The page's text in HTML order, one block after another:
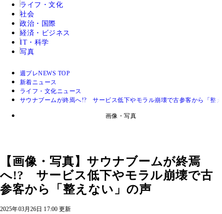
ライフ・文化
社会
政治・国際
経済・ビジネス
IT・科学
写真
週プレNEWS TOP
新着ニュース
ライフ・文化ニュース
サウナブームが終焉へ!? サービス低下やモラル崩壊で古参客から「整
画像・写真
【画像・写真】サウナブームが終焉
へ!? サービス低下やモラル崩壊で古
参客から「整えない」の声
2025年03月26日 17:00 更新